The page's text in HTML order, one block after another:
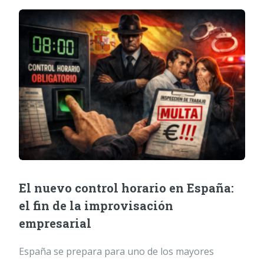
El nuevo control horario en España:
el fin de la improvisación
empresarial
España se prepara para uno de los mayores